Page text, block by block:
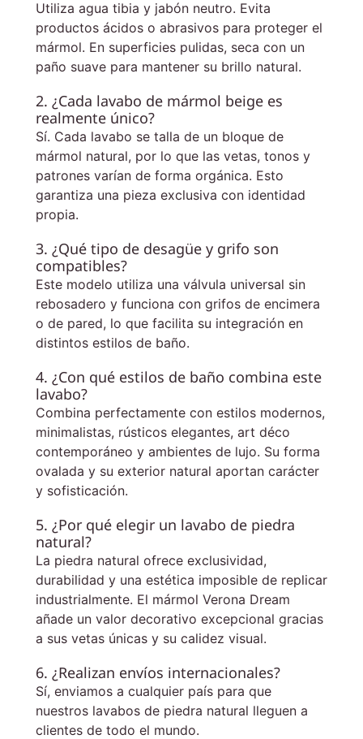
Utiliza agua tibia y jabón neutro. Evita
productos ácidos o abrasivos para proteger el
mármol. En superficies pulidas, seca con un
paño suave para mantener su brillo natural.
2. ¿Cada lavabo de mármol beige es
realmente único?
Sí. Cada lavabo se talla de un bloque de
mármol natural, por lo que las vetas, tonos y
patrones varían de forma orgánica. Esto
garantiza una pieza exclusiva con identidad
propia.
3. ¿Qué tipo de desagüe y grifo son
compatibles?
Este modelo utiliza una válvula universal sin
rebosadero y funciona con grifos de encimera
o de pared, lo que facilita su integración en
distintos estilos de baño.
4. ¿Con qué estilos de baño combina este
lavabo?
Combina perfectamente con estilos modernos,
minimalistas, rústicos elegantes, art déco
contemporáneo y ambientes de lujo. Su forma
ovalada y su exterior natural aportan carácter
y sofisticación.
5. ¿Por qué elegir un lavabo de piedra
natural?
La piedra natural ofrece exclusividad,
durabilidad y una estética imposible de replicar
industrialmente. El mármol Verona Dream
añade un valor decorativo excepcional gracias
a sus vetas únicas y su calidez visual.
6. ¿Realizan envíos internacionales?
Sí, enviamos a cualquier país para que
nuestros lavabos de piedra natural lleguen a
clientes de todo el mundo.